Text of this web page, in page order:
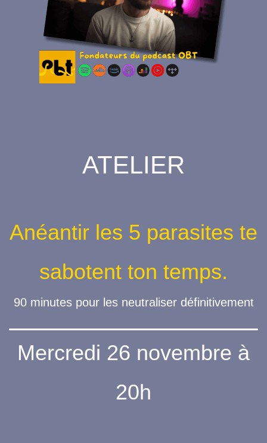
ATELIER
Anéantir les 5 parasites te
sabotent ton temps.
90 minutes pour les neutraliser définitivement
Mercredi 26 novembre à
20h